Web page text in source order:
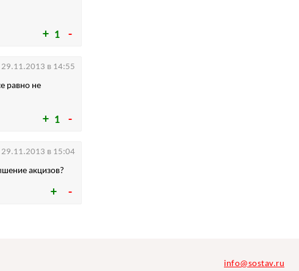
1
1
равно не
29.11.2013 в 14:55
акцизов?
29.11.2013 в 15:04
info@sostav.ru